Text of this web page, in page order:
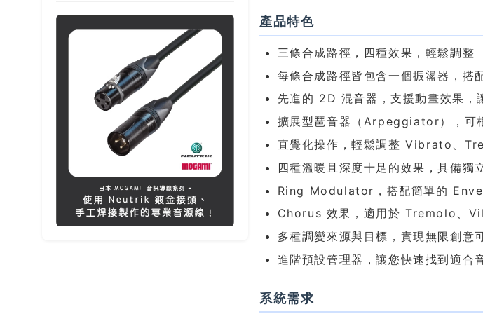
產品特色
三條合成路徑，四種效果，輕鬆調整
每條合成路徑皆包含一個振盪器，搭
先進的 2D 混音器，支援動畫效果，
擴展型琶音器（Arpeggiator），可
直覺化操作，輕鬆調整 Vibrato、
四種溫暖且深度十足的效果，具備
Ring Modulator，搭配簡單的
Chorus 效果，適用於 Tremolo、
多種調變來源與目標，實現無限創意
進階預設管理器，讓您快速找到適合
系統需求